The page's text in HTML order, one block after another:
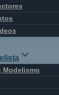
Modelismo